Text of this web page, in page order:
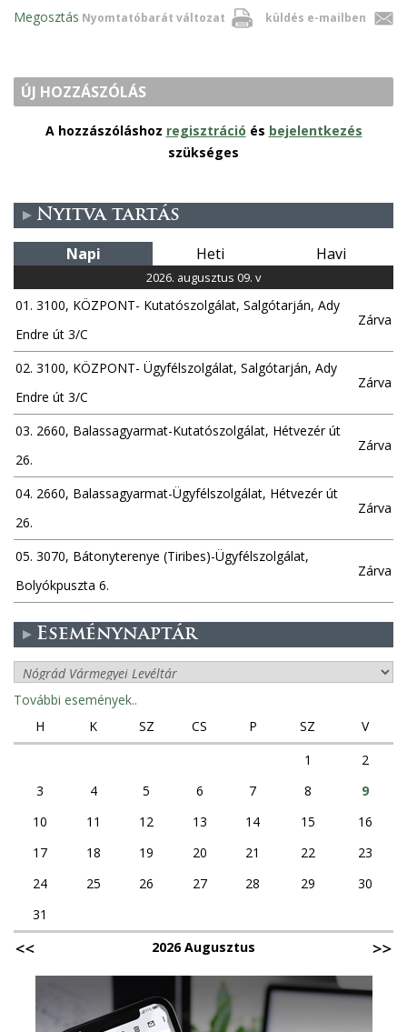
Nyomtatóbarát változat küldés e-mailben
Megosztás
ÚJ HOZZÁSZÓLÁS
A hozzászóláshoz regisztráció és bejelentkezés
szükséges
Nyitva tartás
Napi Heti Havi
2026. augusztus 09. v
01. 3100, KÖZPONT- Kutatószolgálat, Salgótarján, Ady
Endre út 3/C
Zárva
02. 3100, KÖZPONT- Ügyfélszolgálat, Salgótarján, Ady
Endre út 3/C
Zárva
03. 2660, Balassagyarmat-Kutatószolgálat, Hétvezér út
26.
Zárva
04. 2660, Balassagyarmat-Ügyfélszolgálat, Hétvezér út
26.
Zárva
05. 3070, Bátonyterenye (Tiribes)-Ügyfélszolgálat,
Bolyókpuszta 6.
Zárva
Eseménynaptár
További események..
H
K SZ CS P SZ
V
1
2
3
4 5 6 7 8
9
10
11 12 13 14 15
16
17
18 19 20 21 22
23
24
25 26 27 28 29
30
31
2026 Augusztus